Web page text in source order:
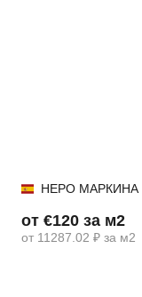
НЕРО МАРКИНА
от €120 за м2
от 11287.02 ₽ за м2